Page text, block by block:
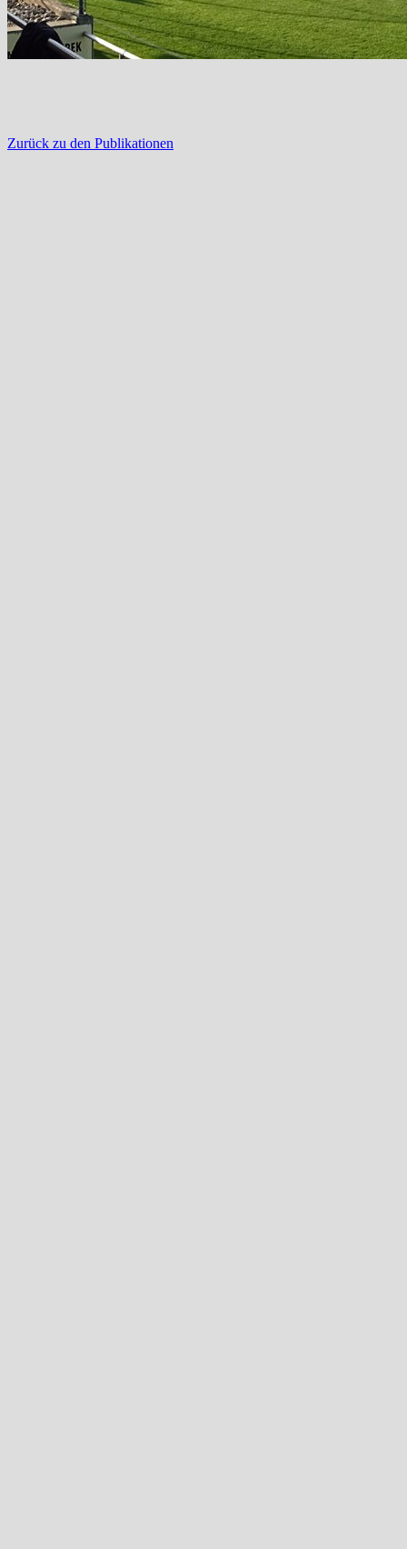
Zurück zu den Publikationen